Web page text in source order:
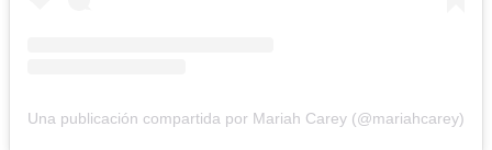
Una publicación compartida por Mariah Carey (@mariahcarey)